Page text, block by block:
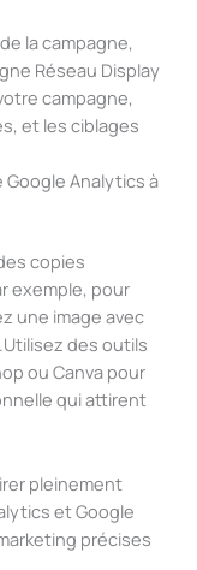
la campagne,
Réseau Display
campagne,
et les ciblages
Analytics à
copies
exemple, pour
une image avec
.Utilisez des outils
ou Canva pour
qui attirent
pleinement
et Google
précises